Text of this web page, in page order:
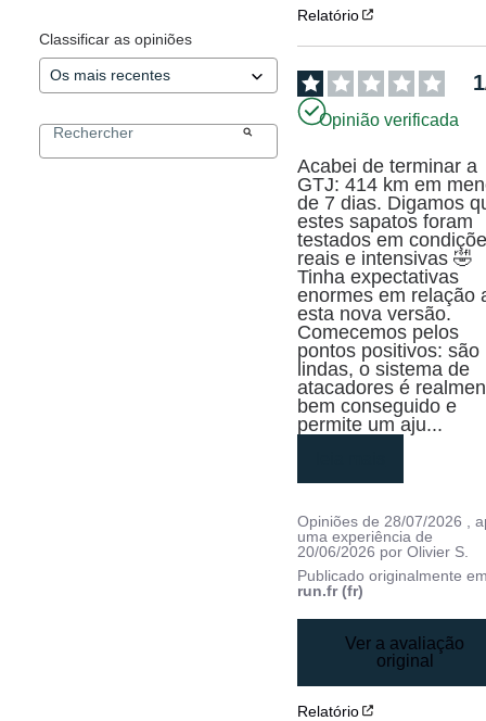
Classificar as opiniões
Relatório
1
Opinião verificada
Acabei de terminar a
GTJ: 414 km em
de 7 dias. Digamos
estes sapatos foram
testados em
reais e intensivas 🤣
Tinha expectativas
enormes em relação
esta nova versão.
Comecemos pelos
pontos positivos: são
lindas, o sistema de
atacadores é
bem conseguido e
permite um aju...
Opiniões de28/07/2026 ,
uma experiência de
20/06/2026 porOlivier S.
Publicado originalmente
run.fr (fr)
Ver a avaliação
original
Relatório